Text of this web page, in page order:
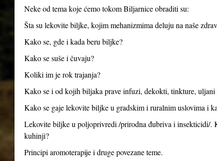
Neke od tema koje ćemo tokom Biljarnice obraditi su:
Šta su lekovite biljke, kojim mehanizmima deluju na naše
Kako se, gde i kada beru biljke?
Kako se suše i čuvaju?
Koliki im je rok trajanja?
Kako se i od kojih biljaka prave infuzi, dekokti, tinkture, uljani
Kako se gaje lekovite biljke u gradskim i ruralnim uslovima i
Lekovite biljke u poljoprivredi /prirodna đubriva i insekticidi/.
kuhinji?
Principi aromoterapije i druge povezane teme.